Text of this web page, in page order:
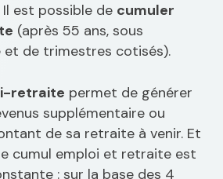
est possible de cumuler
(après 55 ans, sous
et de trimestres cotisés).
retraite permet de générer
supplémentaire ou
de sa retraite à venir. Et
cumul emploi et retraite est
: sur la base des 4